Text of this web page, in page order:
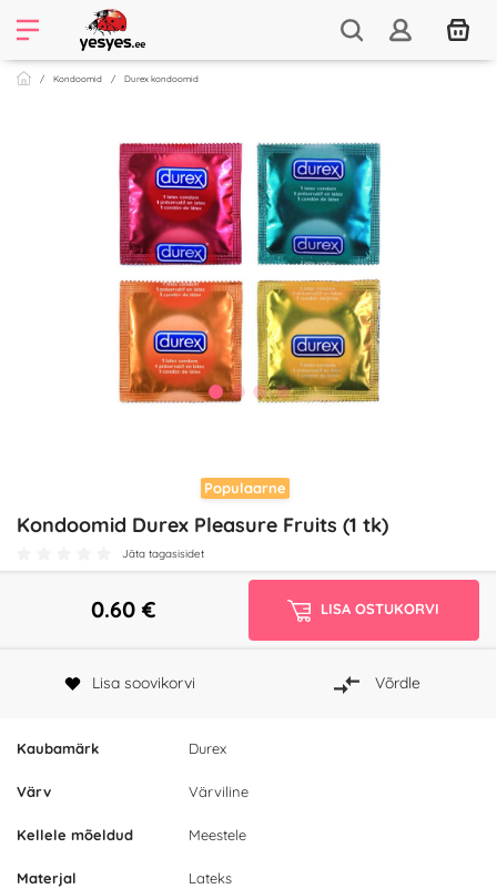
Kondoomid Durex kondoomid
Populaarne
Kondoomid Durex Pleasure Fruits (1 tk)
Jäta tagasisidet
Kaubamärk Durex
Värv Värviline
Kellele mõeldud Meestele
Materjal Lateks
0.60 € LISA OSTUKORVI
Lisa soovikorvi Võrdle